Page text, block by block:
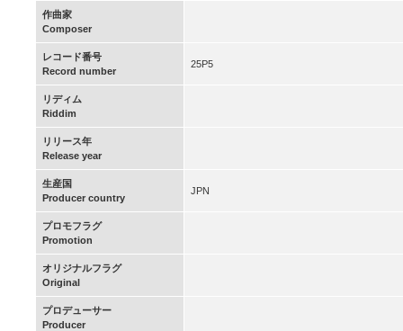
作曲家
Composer
レコード番号
Record number
25P5
リディム
Riddim
リリース年
Release year
生産国
Producer country
JPN
プロモフラグ
Promotion
オリジナルフラグ
Original
プロデューサー
Producer